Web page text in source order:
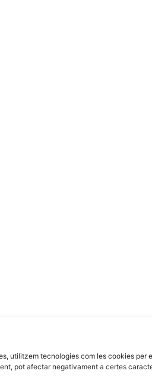
utilitzem tecnologies com les cookies
pot afectar negativament a certes